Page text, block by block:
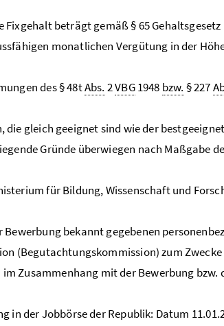
Fixgehalt beträgt gemäß § 65 Gehaltsgesetz
monatlichen Vergütung in der
des § 48tAbs. 2VBG1948 bzw. § 227
die gleich geeignet sind wie der
Gründe überwiegen nach Maßgabe
für Bildung, Wissenschaft und
Bewerbung bekannt gegebenen
(Begutachtungskommission) zum
Zusammenhang mit der Bewerbung
in der Jobbörse der Republik: Datum